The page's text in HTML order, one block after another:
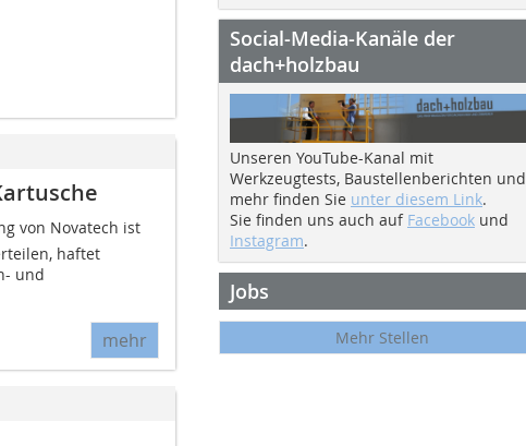
von Novatech ist
haftet
und
mehr
Social-Media-Kanäle der
dach+holzbau
Unseren YouTube-Kanal mit
Werkzeugtests, Baustellenberichten und
mehr finden Sie unter diesem Link.
Sie finden uns auch auf Facebook und
Instagram.
Jobs
Mehr Stellen